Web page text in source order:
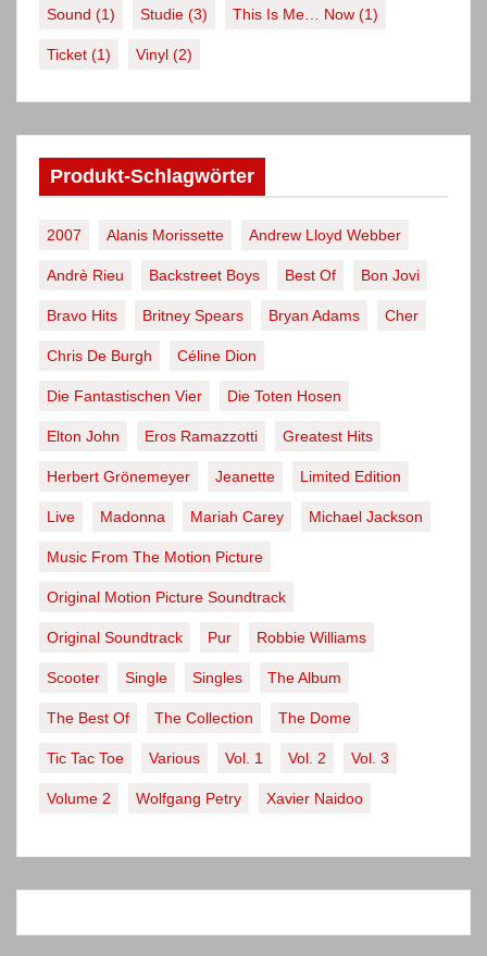
Sound (1) Studie (3) This Is Me… Now (1)
Ticket (1) Vinyl (2)
Produkt-Schlagwörter
2007 Alanis Morissette Andrew Lloyd Webber
Andrè Rieu Backstreet Boys Best Of Bon Jovi
Bravo Hits Britney Spears Bryan Adams Cher
Chris De Burgh Céline Dion
Die Fantastischen Vier Die Toten Hosen
Elton John Eros Ramazzotti Greatest Hits
Herbert Grönemeyer Jeanette Limited Edition
Live Madonna Mariah Carey Michael Jackson
Music From The Motion Picture
Original Motion Picture Soundtrack
Original Soundtrack Pur Robbie Williams
Scooter Single Singles The Album
The Best Of The Collection The Dome
Tic Tac Toe Various Vol. 1 Vol. 2 Vol. 3
Volume 2 Wolfgang Petry Xavier Naidoo